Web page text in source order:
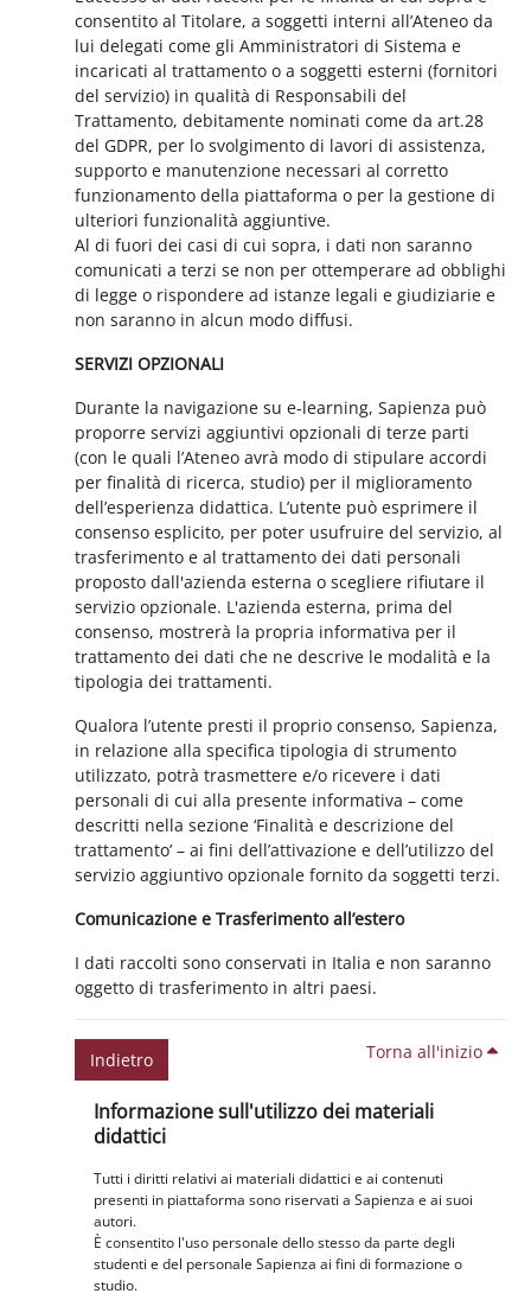
consentito al Titolare, a soggetti interni all’Ateneo da
lui delegati come gli Amministratori di Sistema e
incaricati al trattamento o a soggetti esterni (fornitori
del servizio) in qualità di Responsabili del
Trattamento, debitamente nominati come da art.28
del GDPR, per lo svolgimento di lavori di assistenza,
supporto e manutenzione necessari al corretto
funzionamento della piattaforma o per la gestione di
ulteriori funzionalità aggiuntive.
Al di fuori dei casi di cui sopra, i dati non saranno
comunicati a terzi se non per ottemperare ad obblighi
di legge o rispondere ad istanze legali e giudiziarie e
non saranno in alcun modo diffusi.
SERVIZI OPZIONALI
Durante la navigazione su e-learning, Sapienza può
proporre servizi aggiuntivi opzionali di terze parti
(con le quali l’Ateneo avrà modo di stipulare accordi
per finalità di ricerca, studio) per il miglioramento
dell’esperienza didattica. L’utente può esprimere il
consenso esplicito, per poter usufruire del servizio, al
trasferimento e al trattamento dei dati personali
proposto dall'azienda esterna o scegliere rifiutare il
servizio opzionale. L'azienda esterna, prima del
consenso, mostrerà la propria informativa per il
trattamento dei dati che ne descrive le modalità e la
tipologia dei trattamenti.
Qualora l’utente presti il proprio consenso, Sapienza,
in relazione alla specifica tipologia di strumento
utilizzato, potrà trasmettere e/o ricevere i dati
personali di cui alla presente informativa – come
descritti nella sezione ‘Finalità e descrizione del
trattamento’ – ai fini dell’attivazione e dell’utilizzo del
servizio aggiuntivo opzionale fornito da soggetti terzi.
Comunicazione e Trasferimento all’estero
I dati raccolti sono conservati in Italia e non saranno
oggetto di trasferimento in altri paesi.
Indietro Torna all'inizio
Blocchi
Informazione sull'utilizzo dei materiali
didattici
Tutti i diritti relativi ai materiali didattici e ai contenuti
presenti in piattaforma sono riservati a Sapienza e ai suoi
autori.
È consentito l'uso personale dello stesso da parte degli
studenti e del personale Sapienza ai fini di formazione o
studio.